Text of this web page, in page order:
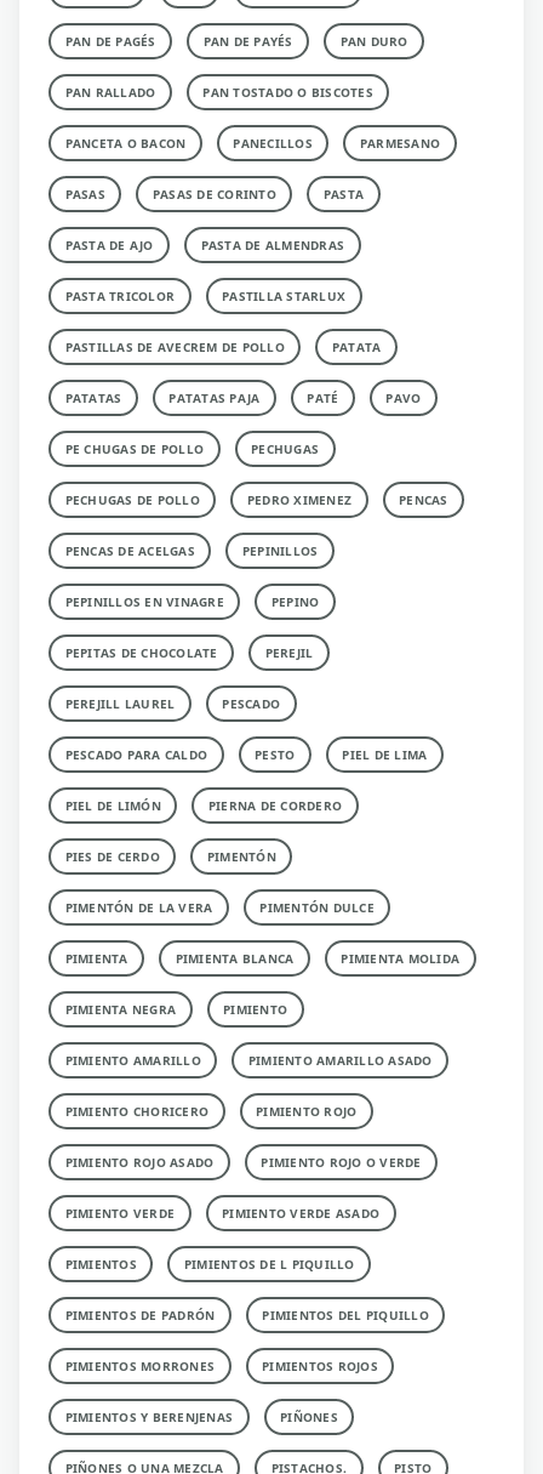
PAN DE PAGÉS PAN DE PAYÉS PAN DURO
PAN RALLADO PAN TOSTADO O BISCOTES
PANCETA O BACON PANECILLOS PARMESANO
PASAS PASAS DE CORINTO PASTA
PASTA DE AJO PASTA DE ALMENDRAS
PASTA TRICOLOR PASTILLA STARLUX
PASTILLAS DE AVECREM DE POLLO PATATA
PATATAS PATATAS PAJA PATÉ PAVO
PE CHUGAS DE POLLO PECHUGAS
PECHUGAS DE POLLO PEDRO XIMENEZ PENCAS
PENCAS DE ACELGAS PEPINILLOS
PEPINILLOS EN VINAGRE PEPINO
PEPITAS DE CHOCOLATE PEREJIL
PEREJILL LAUREL PESCADO
PESCADO PARA CALDO PESTO PIEL DE LIMA
PIEL DE LIMÓN PIERNA DE CORDERO
PIES DE CERDO PIMENTÓN
PIMENTÓN DE LA VERA PIMENTÓN DULCE
PIMIENTA PIMIENTA BLANCA PIMIENTA MOLIDA
PIMIENTA NEGRA PIMIENTO
PIMIENTO AMARILLO PIMIENTO AMARILLO ASADO
PIMIENTO CHORICERO PIMIENTO ROJO
PIMIENTO ROJO ASADO PIMIENTO ROJO O VERDE
PIMIENTO VERDE PIMIENTO VERDE ASADO
PIMIENTOS PIMIENTOS DE L PIQUILLO
PIMIENTOS DE PADRÓN PIMIENTOS DEL PIQUILLO
PIMIENTOS MORRONES PIMIENTOS ROJOS
PIMIENTOS Y BERENJENAS PIÑONES
PIÑONES O UNA MEZCLA PISTACHOS. PISTO